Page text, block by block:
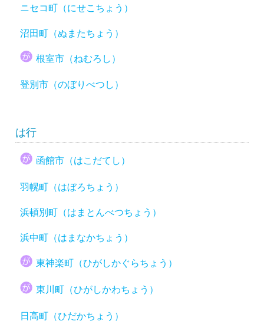
ニセコ町（にせこちょう）
沼田町（ぬまたちょう）
根室市（ねむろし）
登別市（のぼりべつし）
は行
函館市（はこだてし）
羽幌町（はぼろちょう）
浜頓別町（はまとんべつちょう）
浜中町（はまなかちょう）
東神楽町（ひがしかぐらちょう）
東川町（ひがしかわちょう）
日高町（ひだかちょう）